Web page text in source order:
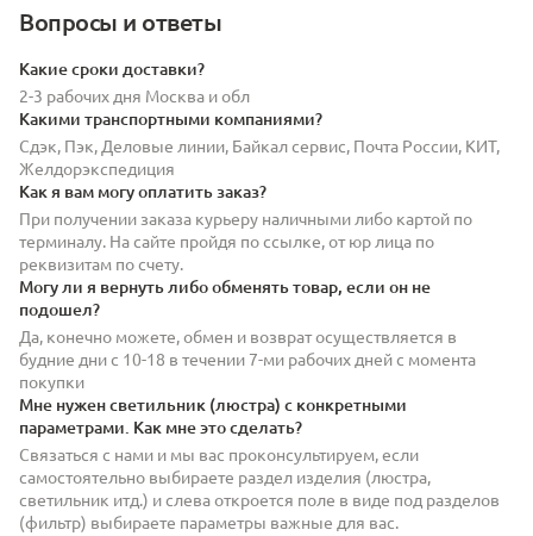
Вопросы и ответы
Какие сроки доставки?
2-3 рабочих дня Москва и обл
Какими транспортными компаниями?
Сдэк, Пэк, Деловые линии, Байкал сервис, Почта России, КИТ,
Желдорэкспедиция
Как я вам могу оплатить заказ?
При получении заказа курьеру наличными либо картой по
терминалу. На сайте пройдя по ссылке, от юр лица по
реквизитам по счету.
Могу ли я вернуть либо обменять товар, если он не
подошел?
Да, конечно можете, обмен и возврат осуществляется в
будние дни с 10-18 в течении 7-ми рабочих дней с момента
покупки
Мне нужен светильник (люстра) с конкретными
параметрами. Как мне это сделать?
Связаться с нами и мы вас проконсультируем, если
самостоятельно выбираете раздел изделия (люстра,
светильник итд.) и слева откроется поле в виде под разделов
(фильтр) выбираете параметры важные для вас.